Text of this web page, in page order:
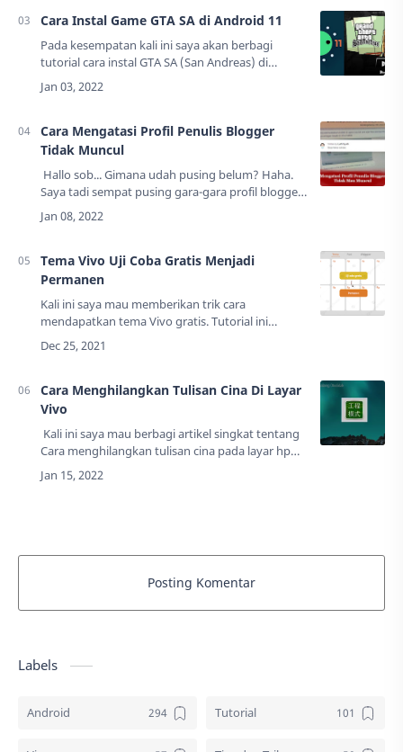
Cara Instal Game GTA SA di Android 11
Pada kesempatan kali ini saya akan berbagi
tutorial cara instal GTA SA (San Andreas) di
Android 11. GTA SA adalah game open world
terpopuler di kalangan Android saat ini. Game
Cara Mengatasi Profil Penulis Blogger
Tidak Muncul
Hallo sob... Gimana udah pusing belum? Haha.
Saya tadi sempat pusing gara-gara profil blogger
tidak mau muncul. Bukan blog saya sendiri sih.
Punya salah seorang blogger yang …
Tema Vivo Uji Coba Gratis Menjadi
Permanen
Kali ini saya mau memberikan trik cara
mendapatkan tema Vivo gratis. Tutorial ini
menggunakan metode uji coba gratis tapi
menjadi gratis permanen.Cara ini tidak
Cara Menghilangkan Tulisan Cina Di Layar
Vivo
Kali ini saya mau berbagi artikel singkat tentang
Cara menghilangkan tulisan cina pada layar hp
Vivo. Kronologi munculnya tulisan cina atau icon
yang bertuliskan huruf c…
Posting Komentar
Labels
Android Tutorial